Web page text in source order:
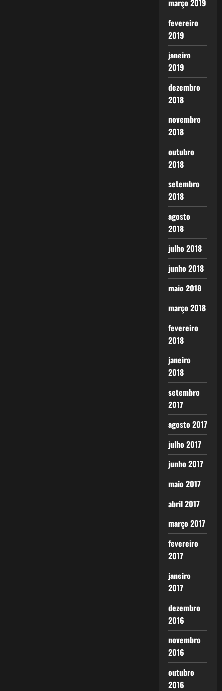
março 2019
fevereiro
2019
janeiro
2019
dezembro
2018
novembro
2018
outubro
2018
setembro
2018
agosto
2018
julho 2018
junho 2018
maio 2018
março 2018
fevereiro
2018
janeiro
2018
setembro
2017
agosto 2017
julho 2017
junho 2017
maio 2017
abril 2017
março 2017
fevereiro
2017
janeiro
2017
dezembro
2016
novembro
2016
outubro
2016